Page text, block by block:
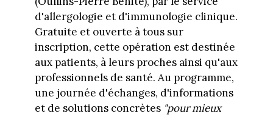
d'allergologie et d'immunologie clinique.
Gratuite et ouverte à tous sur
inscription, cette opération est destinée
aux patients, à leurs proches ainsi qu'aux
professionnels de santé. Au programme,
une journée d'échanges, d'informations
et de solutions concrètes "pour mieux